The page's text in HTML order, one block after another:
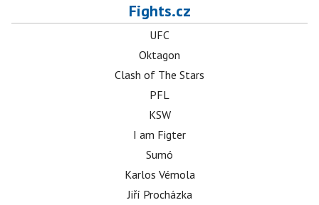
Fights.cz
UFC
Oktagon
Clash of The Stars
PFL
KSW
I am Figter
Sumó
Karlos Vémola
Jiří Procházka